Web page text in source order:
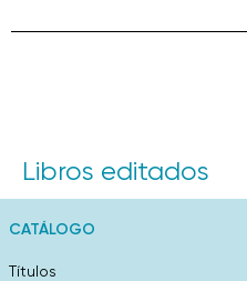
Libros editados
CATÁLOGO
Títulos